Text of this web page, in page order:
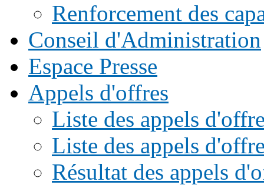
Renforcement des
Conseil d'Administration
Espace Presse
Appels d'offres
Liste des appels
Liste des appels
Résultat des appels